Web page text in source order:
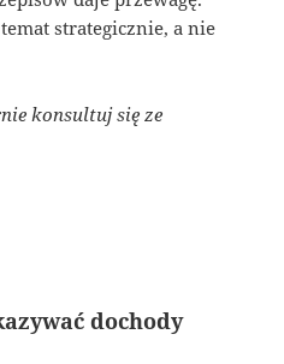
strategicznie, a nie
konsultuj się ze
dochody